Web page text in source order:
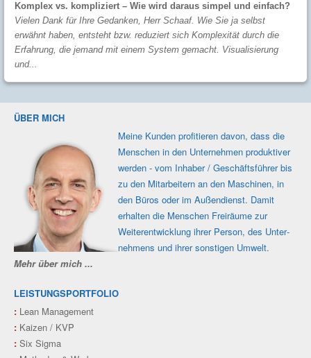
Komplex vs. kompliziert – Wie wird daraus simpel und einfach?
Vielen Dank für Ihre Gedanken, Herr Schaaf. Wie Sie ja selbst
erwähnt haben, entsteht bzw. reduziert sich Komplexität durch die
Erfahrung, die jemand mit einem System gemacht. Visualisierung
und...
ÜBER MICH
Meine Kunden profi­tieren davon, dass die
Men­schen in den Unter­nehmen produk­tiver
werden - vom Inhaber / Geschäfts­führer bis
zu den Mit­ar­beitern an den Maschi­nen, in
den Büros oder im Außen­dienst. Damit
erhalten die Men­schen Frei­räume zur
Weiter­ent­wicklung ihrer Person, des Unter­
nehmens und ihrer sons­tigen Umwelt.
Mehr über mich ...
LEISTUNGSPORTFOLIO
: Lean Management
: Kaizen / KVP
: Six Sigma